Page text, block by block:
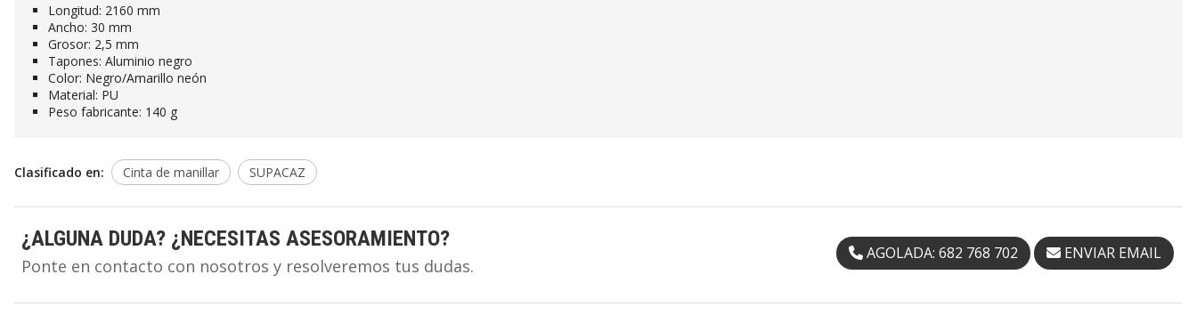
Longitud: 2160 mm
Ancho: 30 mm
Grosor: 2,5 mm
Tapones: Aluminio negro
Color: Negro/Amarillo neón
Material: PU
Peso fabricante: 140 g
Clasificado en: Cinta de manillar SUPACAZ
¿ALGUNA DUDA? ¿NECESITAS ASESORAMIENTO?
Ponte en contacto con nosotros y resolveremos tus dudas.
AGOLADA: 682 768 702 ENVIAR EMAIL